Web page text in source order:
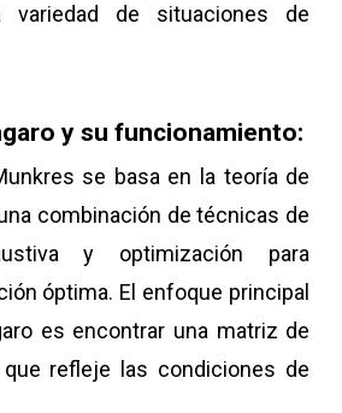
variedad de situaciones de
y su funcionamiento:
se basa en la teoría de
combinación de técnicas de
y optimización para
óptima. El enfoque principal
es encontrar una matriz de
refleje las condiciones de